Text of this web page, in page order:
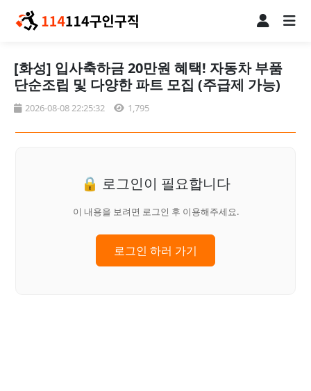
[화성] 입사축하금 20만원 혜택! 자동차 부품
단순조립 및 다양한 파트 모집 (주급제 가능)
2026-08-08 22:25:32 1,795
🔒 로그인이 필요합니다
이 내용을 보려면 로그인 후 이용해주세요.
로그인 하러 가기